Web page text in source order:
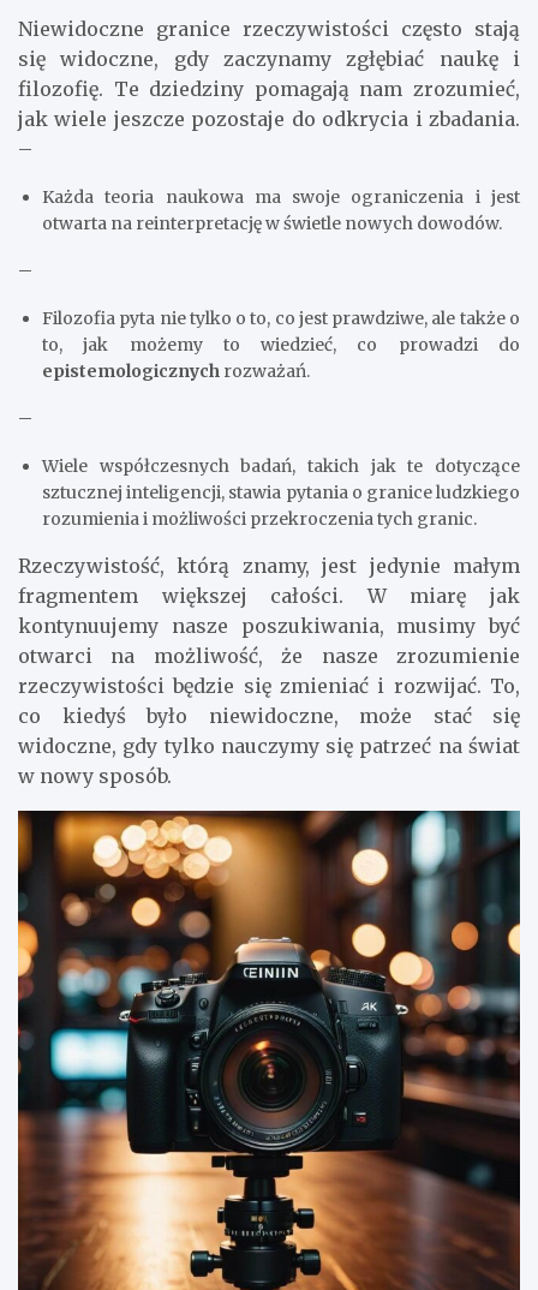
Niewidoczne granice rzeczywistości często stają
się widoczne, gdy zaczynamy zgłębiać naukę i
filozofię. Te dziedziny pomagają nam zrozumieć,
jak wiele jeszcze pozostaje do odkrycia i zbadania.
–
Każda teoria naukowa ma swoje ograniczenia i jest
otwarta na reinterpretację w świetle nowych dowodów.
–
Filozofia pyta nie tylko o to, co jest prawdziwe, ale także o
to, jak możemy to wiedzieć, co prowadzi do
epistemologicznych rozważań.
–
Wiele współczesnych badań, takich jak te dotyczące
sztucznej inteligencji, stawia pytania o granice ludzkiego
rozumienia i możliwości przekroczenia tych granic.
Rzeczywistość, którą znamy, jest jedynie małym
fragmentem większej całości. W miarę jak
kontynuujemy nasze poszukiwania, musimy być
otwarci na możliwość, że nasze zrozumienie
rzeczywistości będzie się zmieniać i rozwijać. To,
co kiedyś było niewidoczne, może stać się
widoczne, gdy tylko nauczymy się patrzeć na świat
w nowy sposób.